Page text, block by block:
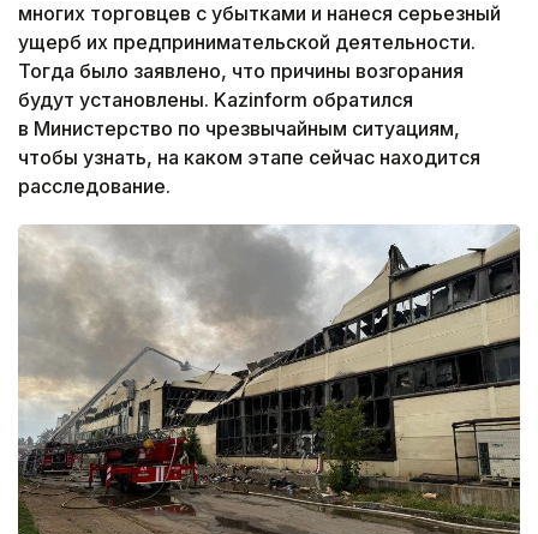
многих торговцев с убытками и нанеся серьезный
ущерб их предпринимательской деятельности.
Тогда было заявлено, что причины возгорания
будут установлены. Kazinform обратился
в Министерство по чрезвычайным ситуациям,
чтобы узнать, на каком этапе сейчас находится
расследование.